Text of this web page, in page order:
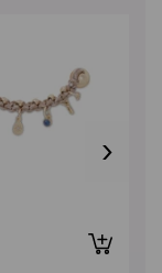
›